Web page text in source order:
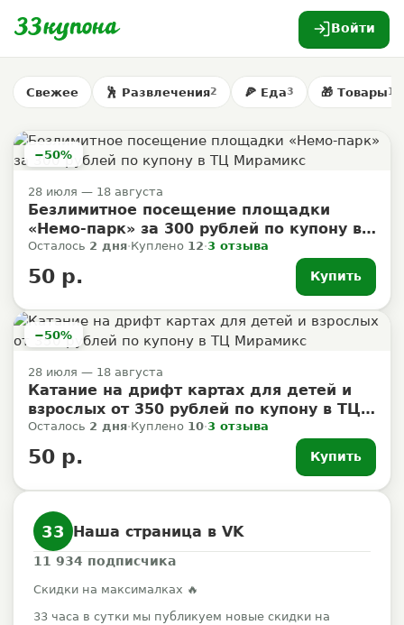
Войти
Свежее 🕺 Развлечения2 🍕 Еда3 🎁 Товары1
−50%
28 июля — 18 августа
Безлимитное посещение площадки
«Немо-парк» за 300 рублей по купону в
ТЦ Мирамикс
Осталось 2 дня·Куплено 12·3 отзыва
50 р. Купить
−50%
28 июля — 18 августа
Катание на дрифт картах для детей и
взрослых от 350 рублей по купону в ТЦ
Мирамикс
Осталось 2 дня·Куплено 10·3 отзыва
50 р. Купить
33 Наша страница в VK
11 934 подписчика
Скидки на максималках 🔥
33 часа в сутки мы публикуем новые скидки на